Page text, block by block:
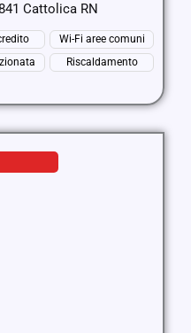
Cattolica RN
Wi-Fi aree comuni
Riscaldamento